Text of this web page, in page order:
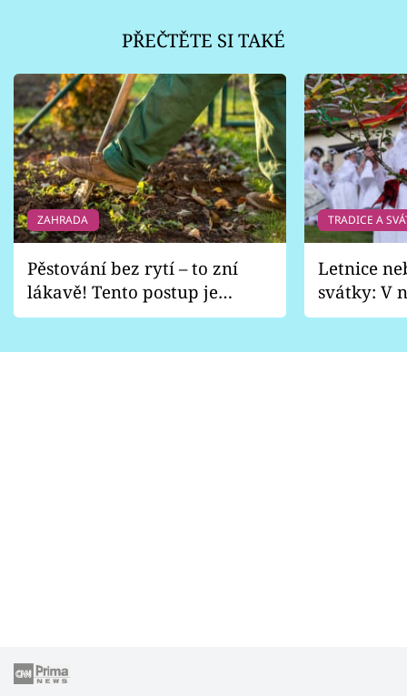
PŘEČTĚTE SI TAKÉ
ZAHRADA
Pěstování bez rytí – to zní
lákavě! Tento postup je
vhodný jen pro některé
TRADICE A
Letnice
svátky: V
pondělí